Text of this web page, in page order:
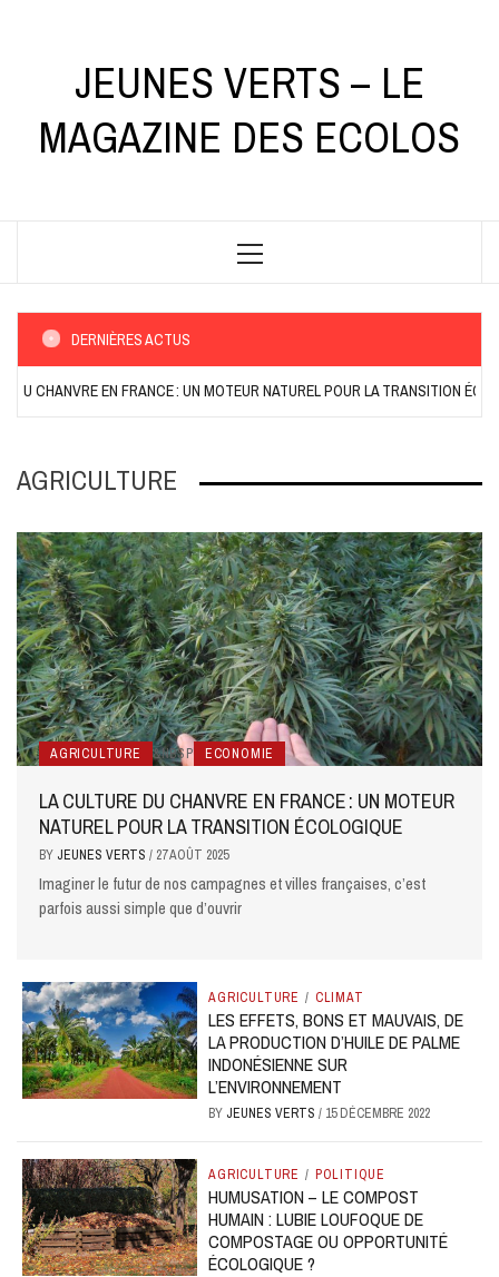
JEUNES VERTS – LE
MAGAZINE DES ECOLOS
Primary
DERNIÈRES ACTUS
EN FRANCE : UN MOTEUR NATUREL POUR LA TRANSITION ÉCOLOGIQUE
AGRICULTURE
AGRICULTURE &NBSP ECONOMIE
LA CULTURE DU CHANVRE EN FRANCE : UN MOTEUR
NATUREL POUR LA TRANSITION ÉCOLOGIQUE
BY JEUNES VERTS / 27 AOÛT 2025
Imaginer le futur de nos campagnes et villes françaises, c’est
parfois aussi simple que d’ouvrir
AGRICULTURE / CLIMAT
LES EFFETS, BONS ET MAUVAIS, DE
LA PRODUCTION D’HUILE DE PALME
INDONÉSIENNE SUR
L’ENVIRONNEMENT
BY JEUNES VERTS/ 15 DÉCEMBRE 2022
AGRICULTURE / POLITIQUE
HUMUSATION – LE COMPOST
HUMAIN : LUBIE LOUFOQUE DE
COMPOSTAGE OU OPPORTUNITÉ
ÉCOLOGIQUE ?